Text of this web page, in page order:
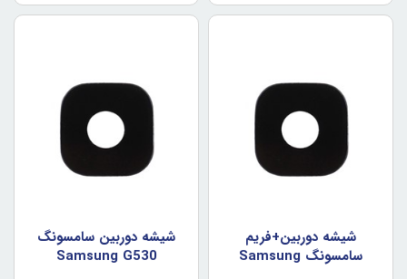
شيشه دوربين+فريم
سامسونگ Samsung
شيشه دوربين سامسونگ
Samsung G530